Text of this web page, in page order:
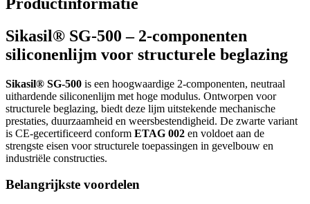
Sikasil® SG-500 – 2-componenten
siliconenlijm voor structurele beglazing
Sikasil® SG-500 is een hoogwaardige 2-componenten, neutraal
uithardende siliconenlijm met hoge modulus. Ontworpen voor
structurele beglazing, biedt deze lijm uitstekende mechanische
prestaties, duurzaamheid en weersbestendigheid. De zwarte variant
is CE-gecertificeerd conform ETAG 002 en voldoet aan de
strengste eisen voor structurele toepassingen in gevelbouw en
industriële constructies.
Belangrijkste voordelen